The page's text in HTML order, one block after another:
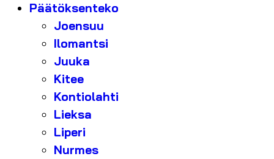
Päätöksenteko
Joensuu
Ilomantsi
Juuka
Kitee
Kontiolahti
Lieksa
Liperi
Nurmes